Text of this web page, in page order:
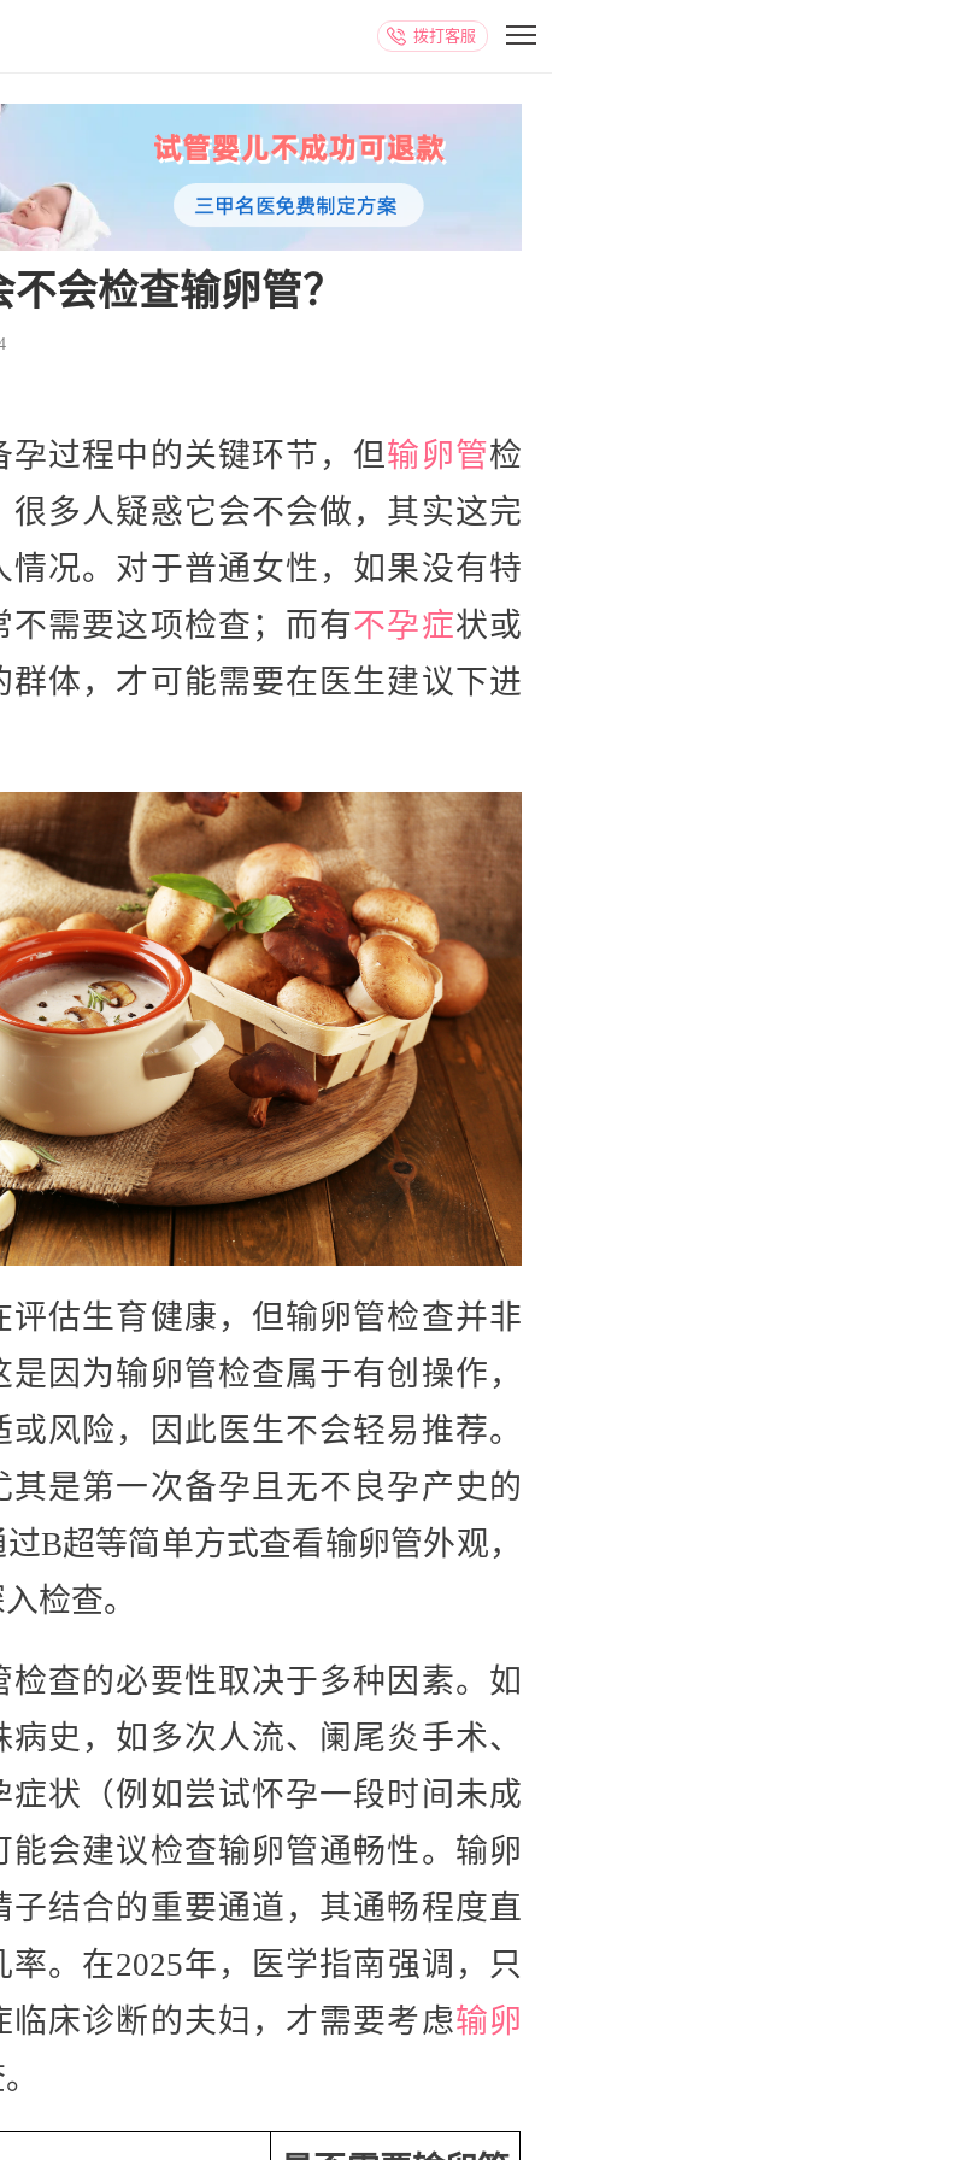
拨打客服
会检查输卵管？
孕过程中的关键环节，但输卵管检
很多人疑惑它会不会做，其实这完
情况。对于普通女性，如果没有特
不需要这项检查；而有不孕症状或
群体，才可能需要在医生建议下进
评估生育健康，但输卵管检查并非
因为输卵管检查属于有创操作，
风险，因此医生不会轻易推荐。
其是第一次备孕且无不良孕产史的
B超等简单方式查看输卵管外观，
检查。
检查的必要性取决于多种因素。如
史，如多次人流、阑尾炎手术、
症状（例如尝试怀孕一段时间未成
能会建议检查输卵管通畅性。输卵
子结合的重要通道，其通畅程度直
率。在2025年，医学指南强调，只
临床诊断的夫妇，才需要考虑输卵